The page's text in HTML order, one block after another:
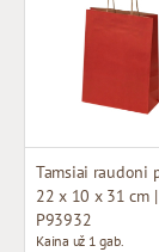
22 x 10 x 31 cm |
P93932
Kaina už 1 gab.